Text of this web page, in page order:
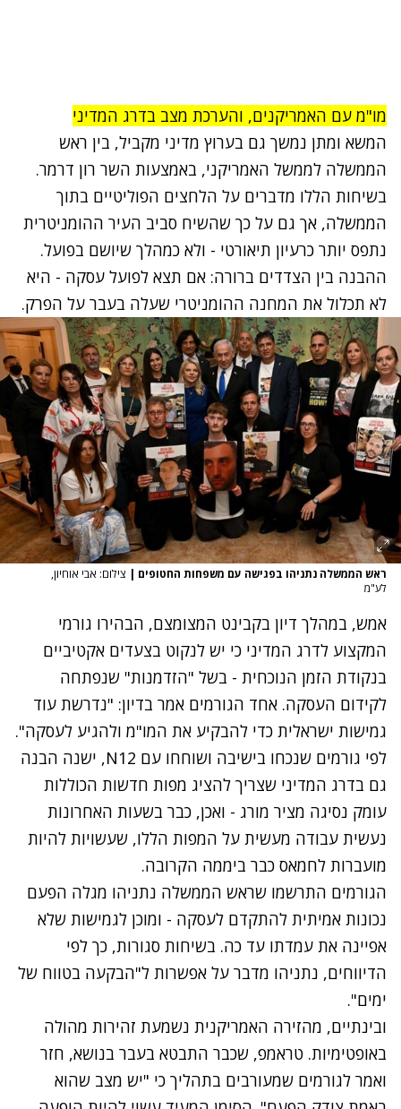
מו"מ עם האמריקנים, והערכת מצב בדרג המדיני
המשא ומתן נמשך גם בערוץ מדיני מקביל, בין ראש
הממשלה לממשל האמריקני, באמצעות השר רון דרמר.
בשיחות הללו מדברים על הלחצים הפוליטיים בתוך
הממשלה, אך גם על כך שהשיח סביב העיר ההומניטרית
נתפס יותר כרעיון תיאורטי - ולא כמהלך שיושם בפועל.
ההבנה בין הצדדים ברורה: אם תצא לפועל עסקה - היא
לא תכלול את המחנה ההומניטרי שעלה בעבר על הפרק.
ראש הממשלה נתניהו בפגישה עם משפחות החטופים | צילום: אבי אוחיון,
לע"מ
אמש, במהלך דיון בקבינט המצומצם, הבהירו גורמי
המקצוע לדרג המדיני כי יש לנקוט בצעדים אקטיביים
בנקודת הזמן הנוכחית - בשל "הזדמנות" שנפתחה
לקידום העסקה. אחד הגורמים אמר בדיון: "נדרשת עוד
גמישות ישראלית כדי להבקיע את המו"מ ולהגיע לעסקה".
לפי גורמים שנכחו בישיבה ושוחחו עם N12, ישנה הבנה
גם בדרג המדיני שצריך להציג מפות חדשות הכוללות
עומק נסיגה מציר מורג - ואכן, כבר בשעות האחרונות
נעשית עבודה מעשית על המפות הללו, שעשויות להיות
מועברות לחמאס כבר ביממה הקרובה.
הגורמים התרשמו שראש הממשלה נתניהו מגלה הפעם
נכונות אמיתית להתקדם לעסקה - ומוכן לגמישות שלא
אפיינה את עמדתו עד כה. בשיחות סגורות, כך לפי
הדיווחים, נתניהו מדבר על אפשרות ל"הבקעה בטווח של
ימים".
ובינתיים, מהזירה האמריקנית נשמעת זהירות מהולה
באופטימיות. טראמפ, שכבר התבטא בעבר בנושא, חזר
ואמר לגורמים שמעורבים בתהליך כי "יש מצב שהוא